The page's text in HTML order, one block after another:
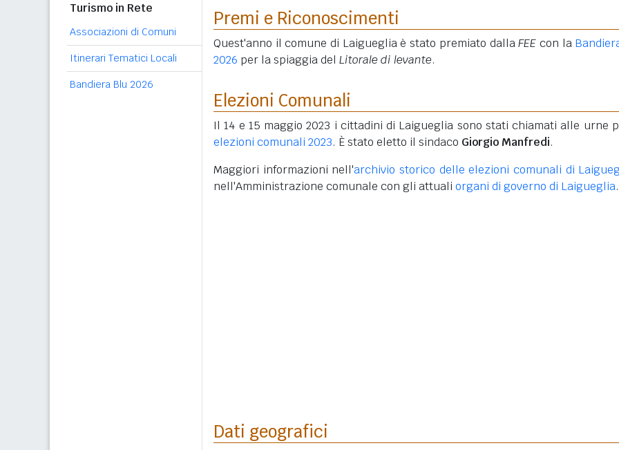
Turismo in Rete
Associazioni di Comuni
Itinerari Tematici Locali
Bandiera Blu 2026
Premi e Riconoscimenti
Quest'anno il comune di Laigueglia è stato premiato dallaFEE con la
2026 per la spiaggia del Litorale di levante.
Elezioni Comunali
Il 14 e 15 maggio 2023 i cittadini di Laigueglia sono stati chiamati alle urne
elezioni comunali 2023. È stato eletto il sindaco Giorgio Manfredi.
Maggiori informazioni nell'archivio storico delle elezioni comunali di
nell'Amministrazione comunale con gli attuali organi di governo di Laigueglia.
Dati geografici